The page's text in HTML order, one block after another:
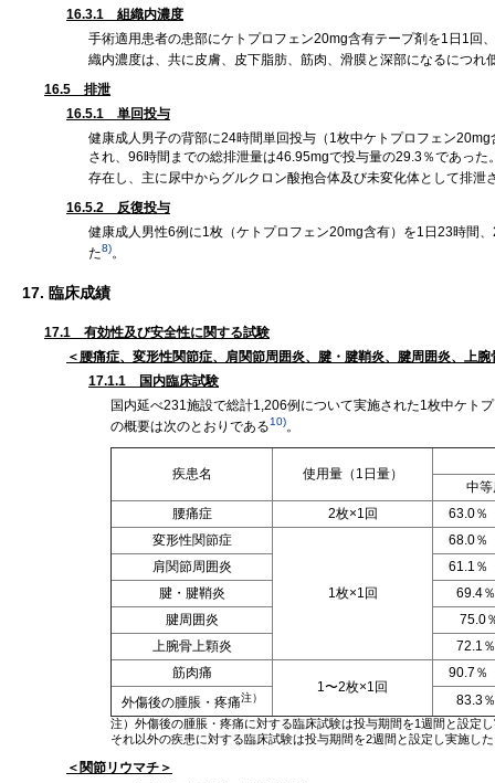
16.3.1 組織内濃度
手術適用患者の患部にケトプロフェン20mg含有テープ剤を1日1回
織内濃度は、共に皮膚、皮下脂肪、筋肉、滑膜と深部になるにつれ
16.5 排泄
16.5.1 単回投与
健康成人男子の背部に24時間単回投与（1枚中ケトプロフェン
され、96時間までの総排泄量は46.95mgで投与量の29.3％であっ
存在し、主に尿中からグルクロン酸抱合体及び未変化体として排泄
16.5.2 反復投与
健康成人男性6例に1枚（ケトプロフェン20mg含有）を1日23時間
た8)。
17. 臨床成績
17.1 有効性及び安全性に関する試験
＜腰痛症、変形性関節症、肩関節周囲炎、腱・腱鞘炎、腱周囲炎、上
17.1.1 国内臨床試験
国内延べ231施設で総計1,206例について実施された1枚中ケト
の概要は次のとおりである10)。
疾患名
使用量（1日量）
中
腰痛症
2枚×1回
63.0％
変形性関節症
1枚×1回
68.0％
肩関節周囲炎
61.1％
腱・腱鞘炎
69.4
腱周囲炎
75.0
上腕骨上顆炎
72.1
筋肉痛
1〜2枚×1回
90.7％
外傷後の腫脹・疼痛注） 83.3
注）外傷後の腫脹・疼痛に対する臨床試験は投与期間を1週間と設定
それ以外の疾患に対する臨床試験は投与期間を2週間と設定し実施し
＜関節リウマチ＞